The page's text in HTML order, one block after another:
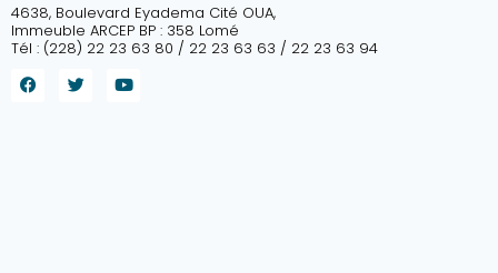
4638, Boulevard Eyadema Cité OUA,
Immeuble ARCEP BP : 358 Lomé
Tél : (228) 22 23 63 80 / 22 23 63 63 / 22 23 63 94